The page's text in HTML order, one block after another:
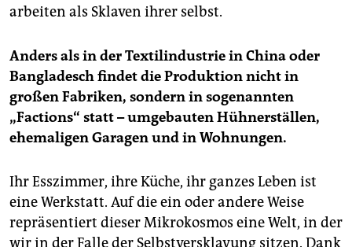
arbeiten als Sklaven ihrer selbst.
Anders als in der Textilindustrie in China oder
Bangladesch findet die Produktion nicht in
großen Fabriken, sondern in sogenannten
„Factions“ statt – umgebauten Hühnerställen,
ehemaligen Garagen und in Wohnungen.
Ihr Esszimmer, ihre Küche, ihr ganzes Leben ist
eine Werkstatt. Auf die ein oder andere Weise
repräsentiert dieser Mikrokosmos eine Welt, in der
wir in der Falle der Selbstversklavung sitzen. Dank